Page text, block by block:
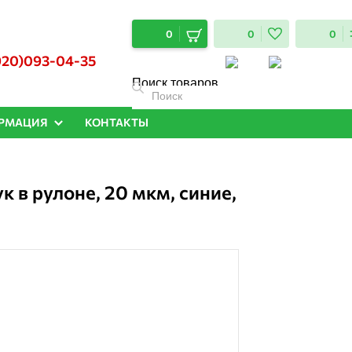
04-35
0 0 0
Поиск товаров
КОНТАКТЫ
рулоне, 20 мкм, синие,